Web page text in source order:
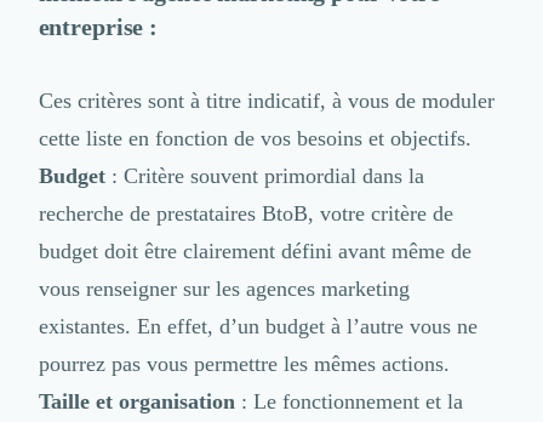
entreprise :
Ces critères sont à titre indicatif, à vous de moduler
cette liste en fonction de vos besoins et objectifs.
Budget: Critère souvent primordial dans la
recherche de prestataires BtoB, votre critère de
budgetdoit être clairement défini avant même de
vous renseigner sur les agences marketing
existantes. En effet, d’un budget à l’autre vous ne
pourrez pas vous permettre les mêmes actions.
Taille et organisation: Le fonctionnement et la